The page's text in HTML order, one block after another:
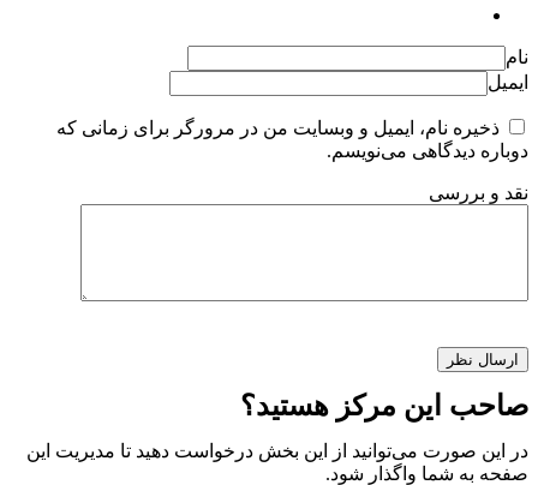
نام
ایمیل
ذخیره نام، ایمیل و وبسایت من در مرورگر برای زمانی که
دوباره دیدگاهی می‌نویسم.
نقد و بررسی
صاحب این مرکز هستید؟
در این صورت می‌توانید از این بخش درخواست دهید تا مدیریت این
صفحه به شما واگذار شود.